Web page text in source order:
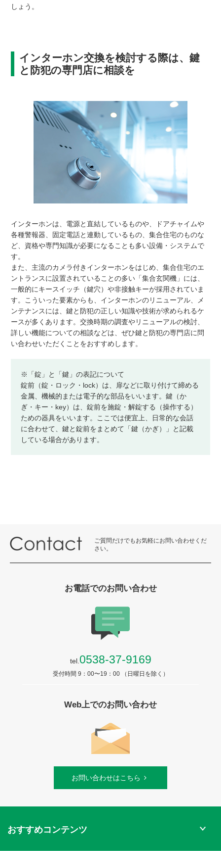
しょう。
インターホン交換を検討する際は、鍵
と防犯の専門店に相談を
インターホンは、電源と直結しているものや、ドアチャイムや
各種警報器、固定電話と連動しているもの、集合住宅のものな
ど、資格や専門知識が必要になることも多い設備・システムで
す。
また、主流のカメラ付きインターホンをはじめ、集合住宅のエ
ントランスに設置されていることの多い「集合玄関機」には、
一般的にキースイッチ（鍵穴）や非接触キーが採用されていま
す。こういった要素からも、インターホンのリニューアル、メ
ンテナンスには、鍵と防犯の正しい知識や技術が求められるケ
ースが多くあります。交換時期の調査やリニューアルの検討、
詳しい機能についての相談などは、ぜひ鍵と防犯の専門店に問
い合わせいただくことをおすすめします。
※「錠」と「鍵」の表記について
錠前（錠・ロック・lock）は、扉などに取り付けて締める
金属、機械的または電子的な部品をいいます。鍵（か
ぎ・キー・key）は、錠前を施錠・解錠する（操作する）
ための器具をいいます。ここでは便宜上、日常的な会話
に合わせて、鍵と錠前をまとめて「鍵（かぎ）」と記載
している場合があります。
ご質問だけでもお気軽にお問い合わせくだ
さい。
お電話でのお問い合わせ
tel.0538-37-9169
受付時間 9：00〜19：00 （日曜日を除く）
Web上でのお問い合わせ
お問い合わせはこちら
おすすめコンテンツ